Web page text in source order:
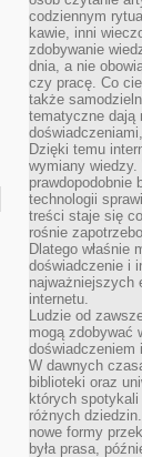
codziennym
kawie, inni
zdobywanie
dnia, a nie
czy pracę. Co
także
tematyczne dają
Dzięki temu
wymiany wiedzy.
prawdopodobnie
technologii
treści staje się
rośnie
Dlatego właśnie
doświadczenie i
najważniejszych
internetu.
Ludzie od
mogą zdobywać
doświadczeniem
W dawnych
biblioteki oraz
których
różnych
nowe formy
była prasa,